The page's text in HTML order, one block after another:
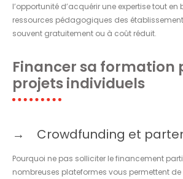
l’opportunité d’acquérir une expertise tout
ressources pédagogiques des
souvent gratuitement ou à coût réduit.
Financer sa formation
projets individuels
Crowdfunding et
Pourquoi ne pas solliciter le financement
nombreuses plateformes vous permettent